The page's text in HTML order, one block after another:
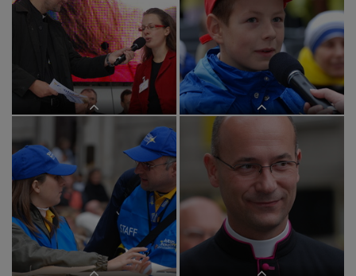
Papstbesuch ? kathbild/G?stl,
Markuspa200709091goe,pa20070909
Papstbesuch ? kathbild/G?stl,
Markuspa200709091goe,pa20070909
Papstbesuch ? kathbild/G?stl,
Markuspa200709091goe,pa20070909
Papstbesuch ? kathbild/G?stl,
Markuspa200709091goe,pa20070909